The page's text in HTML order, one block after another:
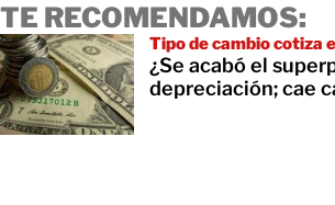
TE RECOMENDAMOS:
Tipo de cambio cotiza
¿Se acabó el
depreciación; cae